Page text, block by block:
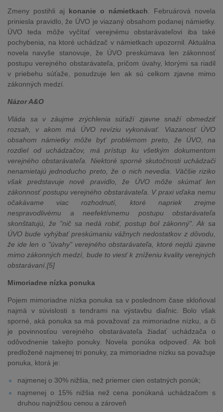
Zmeny postihli aj konanie o námietkach . Februárová novela
priniesla pravidlo, že ÚVO je viazaný obsahom podanej námietky.
ÚVO teda môže vyčítať verejnému obstarávateľovi iba také
pochybenia, na ktoré uchádzač v námietkach upozornil. Aktuálna
novela navyše stanovuje, že ÚVO preskúmava len zákonnosť
postupu verejného obstarávateľa, pričom úvahy, ktorými sa riadil
v priebehu súťaže, posudzuje len ak sú celkom zjavne mimo
zákonných medzí.
Názor A&O
Vláda sa v záujme zrýchlenia súťaží zjavne snaží obmedziť
rozsah, v akom má ÚVO revíziu vykonávať. Viazanosť ÚVO
obsahom námietky môže byť problémom preto, že ÚVO, na
rozdiel od uchádzačov, má prístup ku všetkým dokumentom
verejného obstarávateľa. Niektoré sporné skutočnosti uchádzači
nenamietajú jednoducho preto, že o nich nevedia. Väčšie riziko
však predstavuje nové pravidlo, že ÚVO môže skúmať len
zákonnosť postupu verejného obstarávateľa. V praxi vďaka nemu
očakávame viac rozhodnutí, ktoré napriek zrejme
nespravodlivému a neefektívnemu postupu obstarávateľa
skonštatujú, že "nič sa nedá robiť, postup bol zákonný". Ak sa
ÚVO bude vyhýbať preskúmaniu vážnych nedostatkov z dôvodu,
že ide len o "úvahy" verejného obstarávateľa, ktoré nejdú zjavne
mimo zákonných medzí, bude to viesť k zníženiu kvality verejných
obstarávaní.[5]
Mimoriadne nízka ponuka
Pojem mimoriadne nízka ponuka sa v poslednom čase skloňoval
najmä v súvislosti s tendrami na výstavbu diaľnic. Bolo však
sporné, aká ponuka sa má považovať za mimoriadne nízku, a či
je povinnosťou verejného obstarávateľa žiadať uchádzača o
odôvodnenie takejto ponuky. Novela ponúka odpoveď. Ak boli
predložené najmenej tri ponuky, za mimoriadne nízku sa považuje
ponuka, ktorá je:
najmenej o 30% nižšia, než priemer cien ostatných ponúk;
najmenej o 15% nižšia než cena ponúkaná uchádzačom s
druhou najnižšou cenou a zároveň